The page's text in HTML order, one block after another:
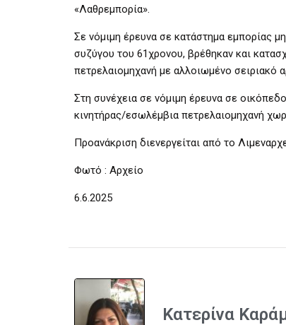
«Λαθρεμπορία».
Σε νόμιμη έρευνα σε κατάστημα εμπορίας
συζύγου του 61χρονου, βρέθηκαν και
πετρελαιομηχανή με αλλοιωμένο σειριακό
Στη συνέχεια σε νόμιμη έρευνα σε
κινητήρας/εσωλέμβια πετρελαιομηχανή
Προανάκριση διενεργείται από το
Φωτό : Αρχείο
6.6.2025
Κατερίνα